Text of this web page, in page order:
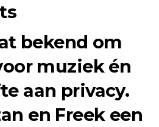
bekend om
muziek én
aan privacy.
en Freek een